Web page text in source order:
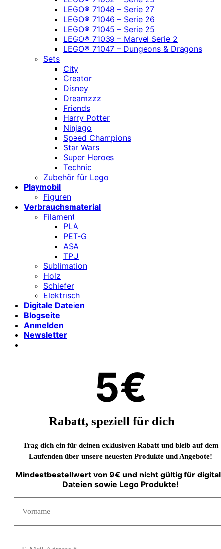
LEGO® 71048 – Serie 27
LEGO® 71046 – Serie 26
LEGO® 71045 – Serie 25
LEGO® 71039 – Marvel Serie 2
LEGO® 71047 – Dungeons & Dragons
Sets
City
Creator
Disney
Dreamzzz
Friends
Harry Potter
Ninjago
Speed Champions
Star Wars
Super Heroes
Technic
Zubehör für Lego
Playmobil
Figuren
Verbrauchsmaterial
Filament
PLA
PET-G
ASA
TPU
Sublimation
Holz
Schiefer
Elektrisch
Digitale Dateien
Blogseite
Anmelden
Newsletter
5€
Rabatt, speziell für dich
Trag dich ein für deinen exklusiven Rabatt und bleib auf dem
Laufenden über unsere neuesten Produkte und Angebote!
Mindestbestellwert von 9€ und nicht gültig für
Dateien sowie Lego Produkte!